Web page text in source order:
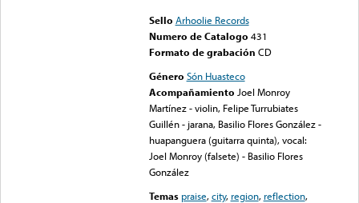
Sello Arhoolie Records
Numero de Catalogo 431
Formato de grabación CD
Género Són Huasteco
Acompañamiento Joel Monroy
Martínez - violin, Felipe Turrubiates
Guillén - jarana, Basilio Flores González -
huapanguera (guitarra quinta), vocal:
Joel Monroy (falsete) - Basilio Flores
González
Temas praise,city, region, reflection,